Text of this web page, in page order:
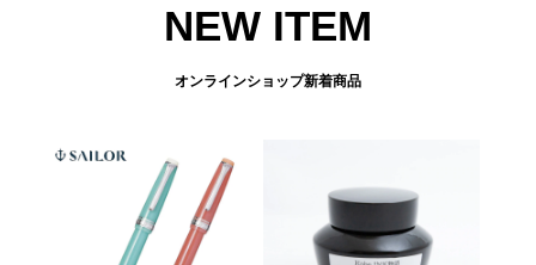
NEW ITEM
オンラインショップ新着商品